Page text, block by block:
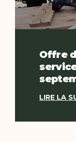
Offre
LIRE LA